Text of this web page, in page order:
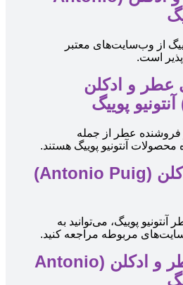
از وب‌سایت‌های معتبر
است.
عطر و ادکلن
فروشنده عطر از جمله
آنتونیو پوییگ هستند.
تخفیف عطر و ادکلن (Antonio Puig)
پوییگ، می‌توانید به
مربوطه مراجعه کنید.
ارسال رایگان عطر و ادکلن (Antonio